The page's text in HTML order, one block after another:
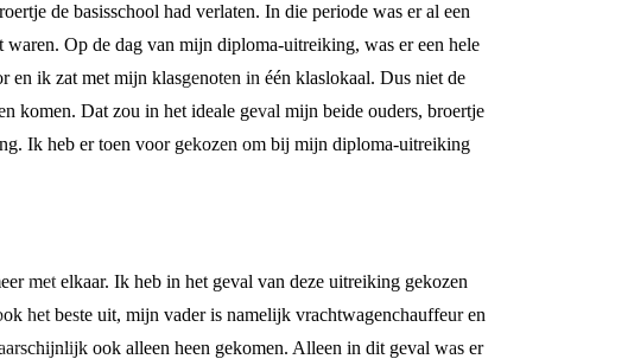
de basisschool had verlaten. In die periode was er al een
Op de dag van mijn diploma-uitreiking, was er een hele
ik zat met mijn klasgenoten in één klaslokaal. Dus niet de
komen. Dat zou in het ideale geval mijn beide ouders, broertje
Ik heb er toen voor gekozen om bij mijn diploma-uitreiking
met elkaar. Ik heb in het geval van deze uitreiking gekozen
het beste uit, mijn vader is namelijk vrachtwagenchauffeur en
ook alleen heen gekomen. Alleen in dit geval was er